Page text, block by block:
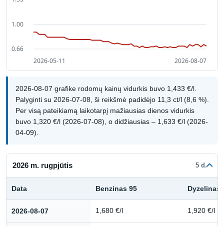
2026-08-07 grafike rodomų kainų vidurkis buvo 1,433 €/l.
Palyginti su 2026-07-08, ši reikšmė padidėjo 11,3 ct/l (8,6 %).
Per visą pateikiamą laikotarpį mažiausias dienos vidurkis
buvo 1,320 €/l (2026-07-08), o didžiausias – 1,633 €/l (2026-
04-09).
2026 m. rugpjūtis 5 d.
Data Benzinas 95 Dyzelinas
2026-08-07 1,680 €/l 1,920 €/l